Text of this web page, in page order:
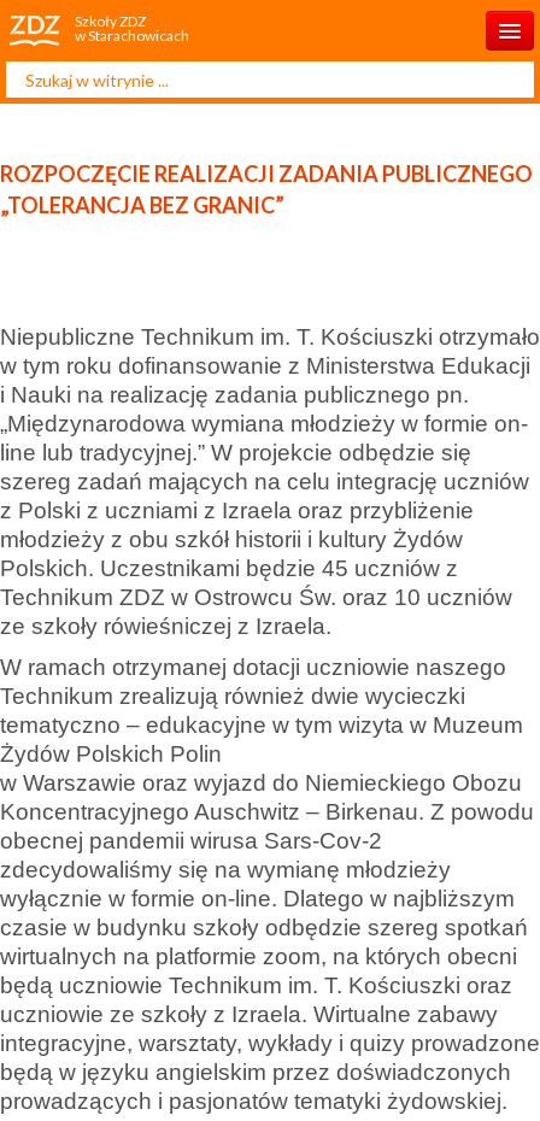
Szkoły ZDZ
w Starachowicach
Start
Rekrutacja 2025/2026
Projekty
Kontakt
Szukaj...
ROZPOCZĘCIE REALIZACJI ZADANIA PUBLICZNEGO
„TOLERANCJA BEZ GRANIC”
Niepubliczne Technikum im. T. Kościuszki otrzymało
w tym roku dofinansowanie z Ministerstwa Edukacji
i Nauki na realizację zadania publicznego pn.
„Międzynarodowa wymiana młodzieży w formie on-
line lub tradycyjnej.” W projekcie odbędzie się
szereg zadań mających na celu integrację uczniów
z Polski z uczniami z Izraela oraz przybliżenie
młodzieży z obu szkół historii i kultury Żydów
Polskich. Uczestnikami będzie 45 uczniów z
Technikum ZDZ w Ostrowcu Św. oraz 10 uczniów
ze szkoły rówieśniczej z Izraela.
W ramach otrzymanej dotacji uczniowie naszego
Technikum zrealizują również dwie wycieczki
tematyczno – edukacyjne w tym wizyta w Muzeum
Żydów Polskich Polin
w Warszawie oraz wyjazd do Niemieckiego Obozu
Koncentracyjnego Auschwitz – Birkenau. Z powodu
obecnej pandemii wirusa Sars-Cov-2
zdecydowaliśmy się na wymianę młodzieży
wyłącznie w formie on-line. Dlatego w najbliższym
czasie w budynku szkoły odbędzie szereg spotkań
wirtualnych na platformie zoom, na których obecni
będą uczniowie Technikum im. T. Kościuszki oraz
uczniowie ze szkoły z Izraela. Wirtualne zabawy
integracyjne, warsztaty, wykłady i quizy prowadzone
będą w języku angielskim przez doświadczonych
prowadzących i pasjonatów tematyki żydowskiej.